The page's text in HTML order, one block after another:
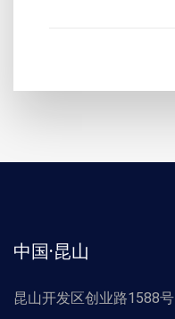
中国·昆山
昆山开发区创业路1588号